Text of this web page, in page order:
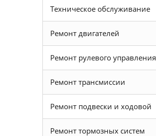
Техническое обслуживание
Ремонт двигателей
Ремонт рулевого управления
Ремонт трансмиссии
Ремонт подвески и ходовой
Ремонт тормозных систем